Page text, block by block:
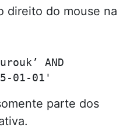
direito do mouse na
AND
01-01'
parte dos